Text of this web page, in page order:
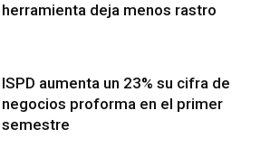
herramienta deja menos rastro
ISPD aumenta un 23% su cifra de
negocios proforma en el primer
semestre